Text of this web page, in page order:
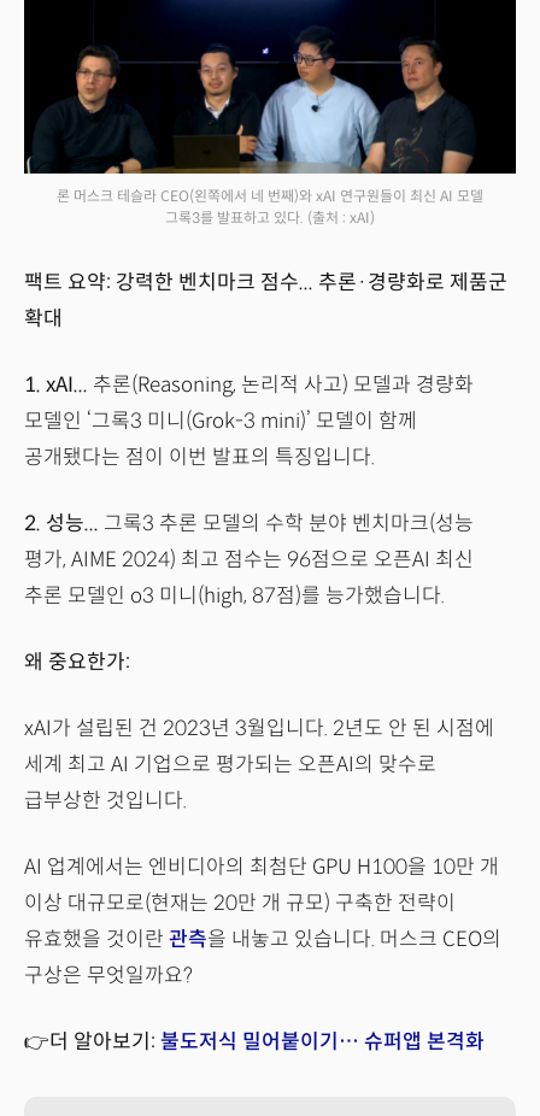
론 머스크 테슬라 CEO(왼쪽에서 네 번째)와 xAI 연구원들이 최신 AI 모델
그록3를 발표하고 있다. (출처 : xAI)
팩트 요약: 강력한 벤치마크 점수... 추론·경량화로 제품군
확대
1. xAI... 추론(Reasoning, 논리적 사고) 모델과 경량화
모델인 ‘그록3 미니(Grok-3 mini)’ 모델이 함께
공개됐다는 점이 이번 발표의 특징입니다.
2. 성능... 그록3 추론 모델의 수학 분야 벤치마크(성능
평가, AIME 2024) 최고 점수는 96점으로 오픈AI 최신
추론 모델인 o3 미니(high, 87점)를 능가했습니다.
왜 중요한가:
xAI가 설립된 건 2023년 3월입니다. 2년도 안 된 시점에
세계 최고 AI 기업으로 평가되는 오픈AI의 맞수로
급부상한 것입니다.
AI 업계에서는 엔비디아의 최첨단 GPU H100을 10만 개
이상 대규모로(현재는 20만 개 규모) 구축한 전략이
유효했을 것이란 관측을 내놓고 있습니다. 머스크 CEO의
구상은 무엇일까요?
👉더 알아보기: 불도저식 밀어붙이기… 슈퍼앱 본격화